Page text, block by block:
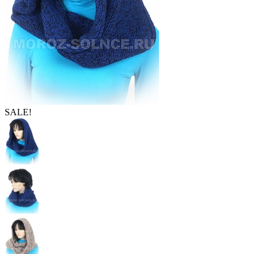
SALE!